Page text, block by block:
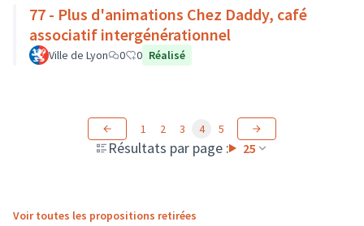
77 - Plus d'animations Chez Daddy, café
associatif intergénérationnel
Ville de Lyon 0 0 Réalisé
Résultats par page : 25
1 2 3 4 5
Voir toutes les propositions retirées